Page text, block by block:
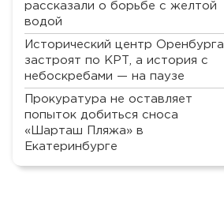
рассказали о борьбе с желтой
водой
Исторический центр Оренбурга
застроят по КРТ, а история с
небоскребами — на паузе
Прокуратура не оставляет
попыток добиться сноса
«Шарташ Пляжа» в
Екатеринбурге